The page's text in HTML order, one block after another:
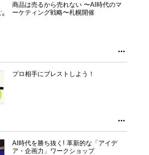
商品は売るから売れない 〜AI時代のマ
ーケティング戦略〜札幌開催
プロ相手にブレストしよう！
AI時代を勝ち抜く! 革新的な「アイデ
ア・企画力」ワークショップ